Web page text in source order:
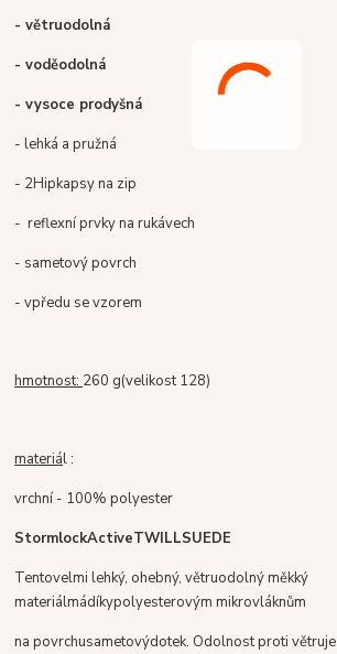
- větruodolná
- voděodolná
- vysoce prodyšná
- lehká a pružná
- 2Hipkapsy na zip
-reflexníprvkyna rukávech
- sametový povrch
- vpředu se vzorem
hmotnost: 260 g(velikost128)
materiál :
vrchní - 100% polyester
StormlockActiveTWILLSUEDE
Tentovelmi lehký, ohebný,větruodolný měkký
materiálmádíkypolyesterovým mikrovláknům
napovrchusametovýdotek. Odolnost proti větruje